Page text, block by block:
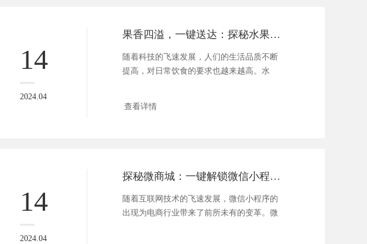
14
2024.04
果香四溢，一键送达：探秘水果小程序的便捷生活
随着科技的飞速发展，人们的生活品质不断
提高，对日常饮食的要求也越来越高。水
查看详情
14
2024.04
探秘微商城：一键解锁微信小程序的购物新境界
随着互联网技术的飞速发展，微信小程序的
出现为电商行业带来了前所未有的变革。微